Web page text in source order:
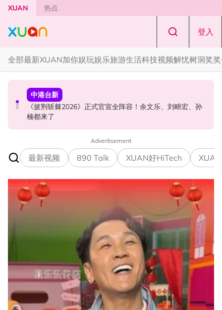
Skip to main content
XUAN 热点
登入
全部最新XUAN加你娱玩娱乐旅游生活科技视频解忧树洞奖
中港台新
《披荆斩棘2026》正式官宣全阵容！余文乐、刘畊宏、孙
楠都来了
中港台新
陈土豆玩梗《下一站幸福》！同框阿信、吴建豪上演“光晞
不能捐”桥段
演唱会
范玮琪云顶开唱哽咽了！感性告白大马粉丝：我想继续唱
下去
Advertisement
最新视频 890 Talk XUAN好HiTech